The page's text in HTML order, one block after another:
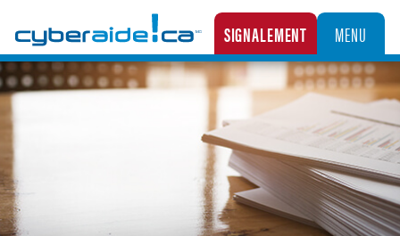
LA CENTRALE CANADIENNE DE SIGNALEMENT DES CAS D’EXPLOITATION SEXUELLE
SIGNALEMENT MENU